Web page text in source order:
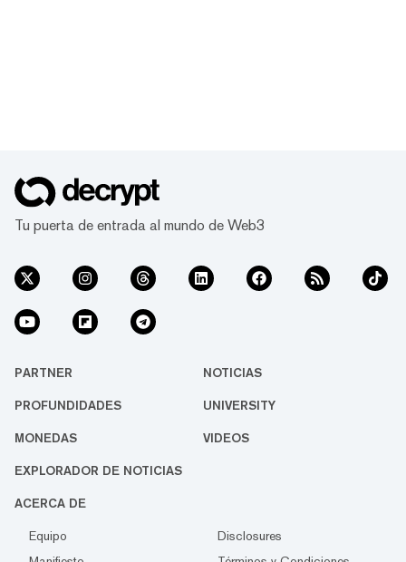
Tu puerta de entrada al mundo de Web3
PARTNER NOTICIAS
PROFUNDIDADES UNIVERSITY
MONEDAS VIDEOS
EXPLORADOR DE NOTICIAS
ACERCA DE
Equipo
Disclosures